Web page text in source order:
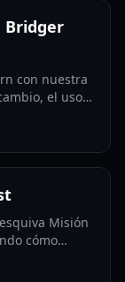
Bridger
con nuestra
el uso
Misión
cómo